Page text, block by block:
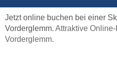
Jetzt online buchen bei einer
Vorderglemm. Attraktive
Vorderglemm.